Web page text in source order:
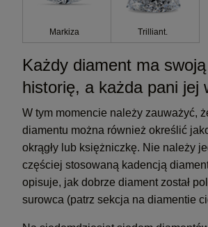
Markiza Trilliant.
Każdy diament ma swoją
historię, a każda pani jej
W tym momencie należy zauważyć,
diamentu można również określić
okrągły lub księżniczkę. Nie należy
częściej stosowaną kadencją
opisuje, jak dobrze diament został
surowca (patrz sekcja na diamentie